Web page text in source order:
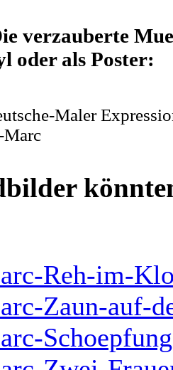
verzauberte
oder als Poster:
Maler
Marc